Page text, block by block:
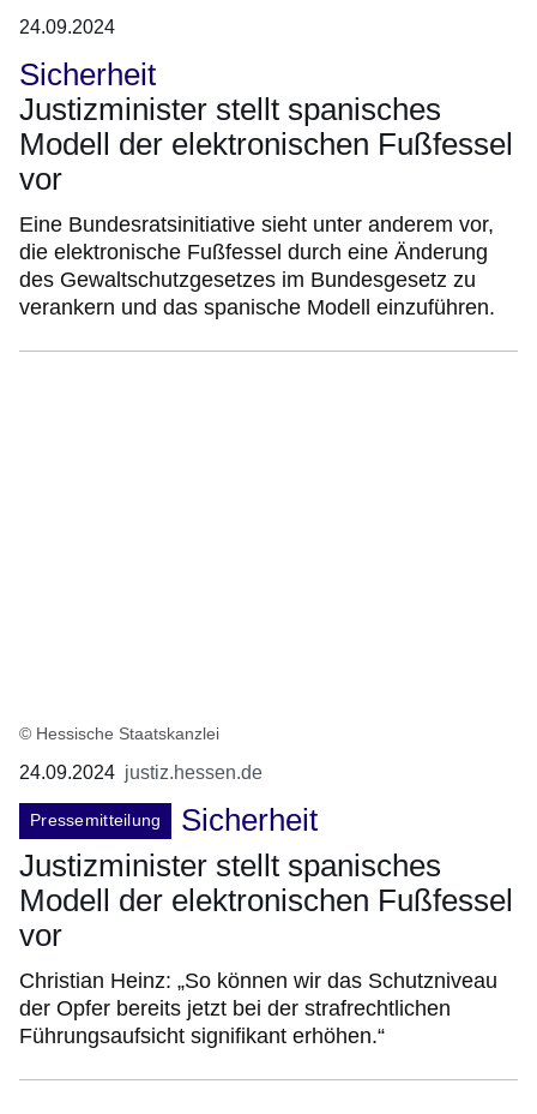
24.09.2024
Sicherheit
Justizminister stellt spanisches
Modell der elektronischen Fußfessel
vor
Eine Bundesratsinitiative sieht unter anderem vor,
die elektronische Fußfessel durch eine Änderung
des Gewaltschutzgesetzes im Bundesgesetz zu
verankern und das spanische Modell einzuführen.
© Hessische Staatskanzlei
24.09.2024 justiz.hessen.de
Pressemitteilung
Sicherheit
Justizminister stellt spanisches
Modell der elektronischen Fußfessel
vor
Christian Heinz: „So können wir das Schutzniveau
der Opfer bereits jetzt bei der strafrechtlichen
Führungsaufsicht signifikant erhöhen.“